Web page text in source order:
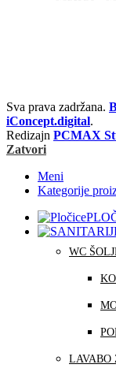
Sva prava zadržana.
iConcept.digital.
Redizajn PCMAX
Zatvori
Meni
Kategorije
WC
LAVABO